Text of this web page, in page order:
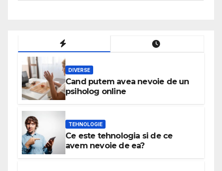
DIVERSE
Cand putem avea nevoie de un
psiholog online
TEHNOLOGIE
Ce este tehnologia si de ce
avem nevoie de ea?